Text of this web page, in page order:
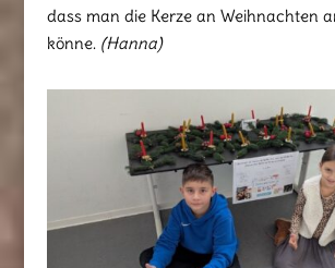
dass man die Kerze an Weihnachten
könne. (Hanna)